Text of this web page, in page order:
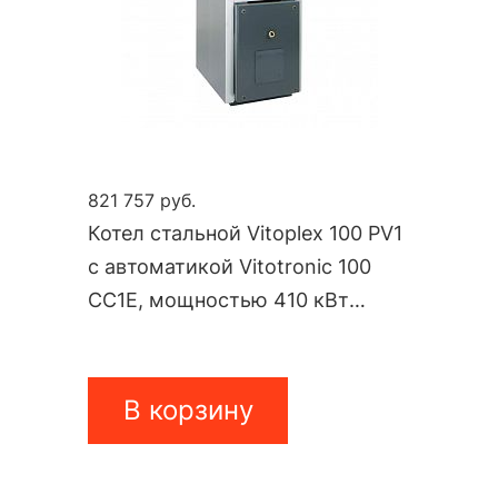
821 757 руб.
Котел стальной Vitoplex 100 PV1
с автоматикой Vitotronic 100
CC1E, мощностью 410 кВт
В корзину